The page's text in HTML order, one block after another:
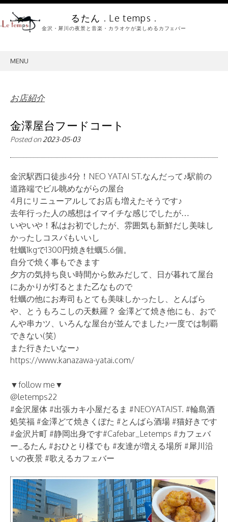
るたん . Le temps .
金沢・犀川の夜景と音楽・カラオケが楽しめるカフェバー
MENU
お店紹介
金澤屋台フードコート
Posted on2023-05-03
金沢駅西口徒歩4分！NEO YATAI ST.なんだって♪駅前の
道路端でビル眺めながらの屋台
4月にリニューアルしてお店も増えたそうです♪
去年行った人の感想はイマイチな感じでしたが…
いやいや！私はお初でしたが、雰囲気も新鮮だし美味し
かったしコスパもいいし
牡蠣1kgで1300円焼き牡蠣5.6個。
自分で焼く事もできます
夕方の気持ち良い時間から飲みだして、日が暮れて屋台
にあかりが灯るとまた乙なもので
牡蠣の他にお寿司もとても美味しかったし、とんばら
や、とうもろこしの天麩羅？ 金澤どて焼き他にも、おで
んや串カツ、いろんな屋台が並んでました♪一度では制覇
できない(笑)
また行きたいなー♪
https://www.kanazawa-yatai.com/
▼follow me▼
@letemps22
#金沢屋体 #出張カキ小屋だるま #NEOYATAIST. #輪島酒
処笑福 #金澤どて焼きくぼた #とんばら酒場 #猫好きです
#金沢片町 #静岡出身です#Cafebar_Letemps #カフェバ
ー_るたん #おひとり様でも #友達が増える場所 #犀川沿
いの夜景 #歌えるカフェバー